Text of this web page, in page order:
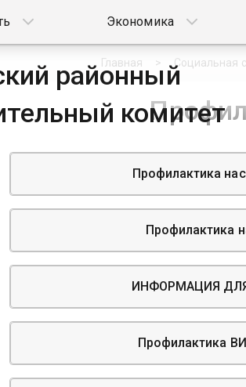
Экономика
районный
комитет
Главная Социальная
Профилактика
Профилактика
ИНФОРМАЦИЯ
Профилактика